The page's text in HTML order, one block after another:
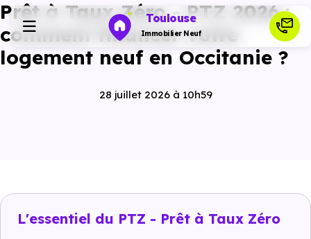
Toulouse
Immobilier Neuf
Actualités
Prêt à Taux Zéro - PTZ 2026 :
comment financer votre
logement neuf en Occitanie ?
28 juillet 2026 à 10h59
L'essentiel du PTZ - Prêt à Taux Zéro